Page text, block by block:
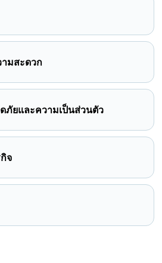
มสะดวก
ภัยและความเป็นส่วนตัว
จ